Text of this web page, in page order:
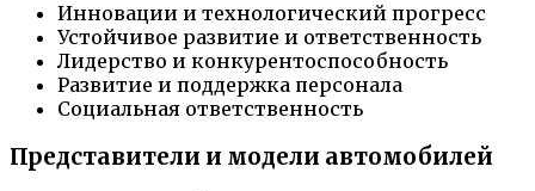
Инновации и технологический прогресс
Устойчивое развитие и ответственность
Лидерство и конкурентоспособность
Развитие и поддержка персонала
Социальная ответственность
Представители и модели автомобилей